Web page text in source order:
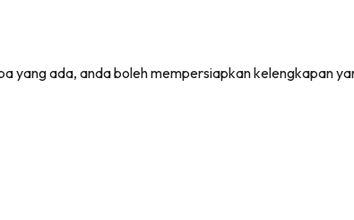
yang ada, anda boleh mempersiapkan kelengkapan